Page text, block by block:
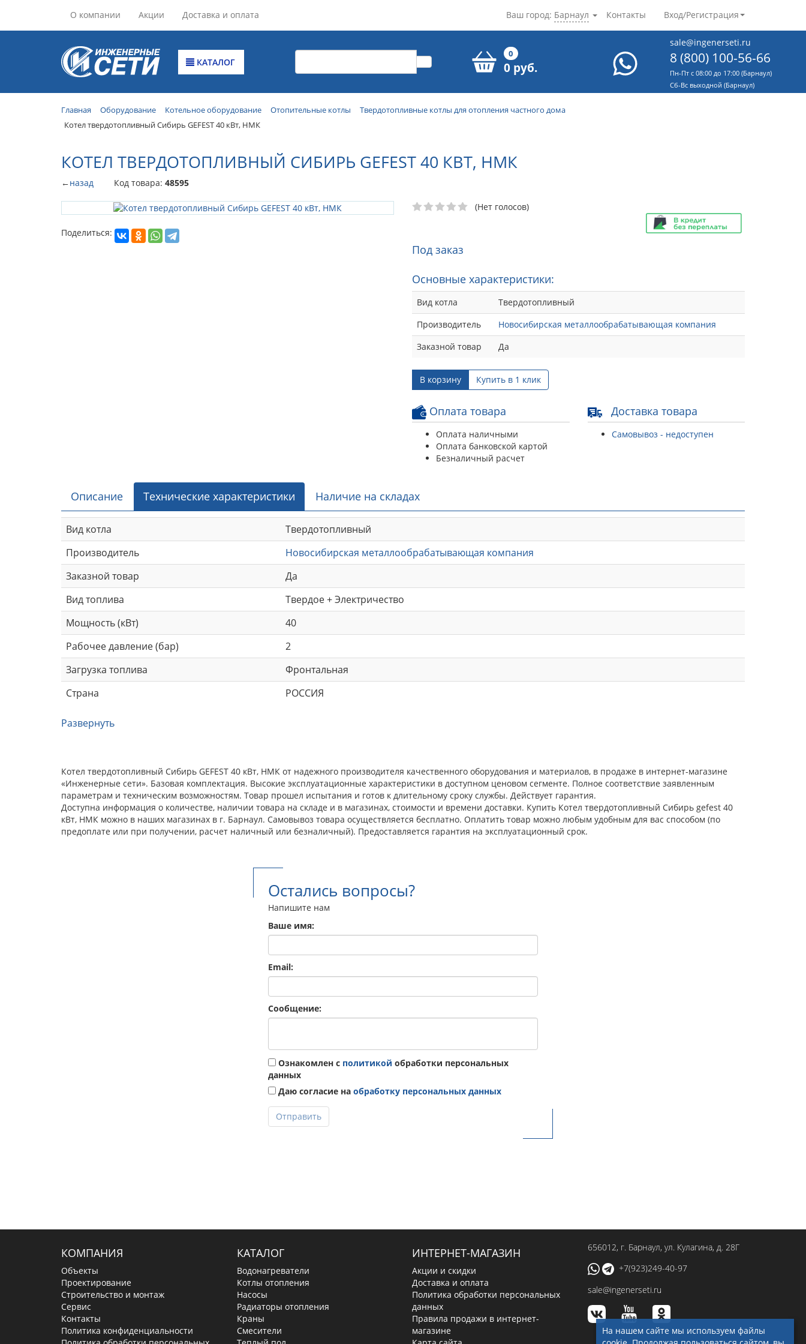
О компании Акции Доставка и оплата Контакты Вход/Регистрация
Ваш город: Барнаул
КАТАЛОГ
0
0 руб.
sale@ingenerseti.ru
8 (800) 100-56-66
Пн-Пт с 08:00 до 17:00 (Барнаул)
Cб-Вс выходной (Барнаул)
Главная Оборудование Котельное оборудование Отопительные котлы
Твердотопливные котлы для отопления частного дома
Котел твердотопливный Сибирь GEFEST 40 кВт, НМК
КОТЕЛ ТВЕРДОТОПЛИВНЫЙ СИБИРЬ GEFEST 40 КВТ, НМК
←назад Код товара: 48595
Поделиться:
(Нет голосов)
Под заказ
Основные характеристики:
Вид котла
Твердотопливный
Производитель
Новосибирская металлообрабатывающая компания
Заказной товар
Да
В корзину Купить в 1 клик
Оплата товара
Оплата наличными
Оплата банковской картой
Безналичный расчет
Доставка товара
Самовывоз - недоступен
Описание Технические характеристики Наличие на складах
Вид котла
Твердотопливный
Производитель
Новосибирская металлообрабатывающая компания
Заказной товар
Да
Вид топлива
Твердое + Электричество
Мощность (кВт)
40
Рабочее давление (бар)
2
Загрузка топлива
Фронтальная
Страна
РОССИЯ
Развернуть
Котел твердотопливный Сибирь GEFEST 40 кВт, НМК от надежного производителя качественного оборудования и материалов, в продаже в интернет-магазине
«Инженерные сети». Базовая комплектация. Высокие эксплуатационные характеристики в доступном ценовом сегменте. Полное соответствие заявленным
параметрам и техническим возможностям. Товар прошел испытания и готов к длительному сроку службы. Действует гарантия.
Доступна информация о количестве, наличии товара на складе и в магазинах, стоимости и времени доставки. Купить Котел твердотопливный Сибирь gefest 40
кВт, НМК можно в наших магазинах в г. Барнаул. Самовывоз товара осуществляется бесплатно. Оплатить товар можно любым удобным для вас способом (по
предоплате или при получении, расчет наличный или безналичный). Предоставляется гарантия на эксплуатационный срок.
Остались вопросы?
Напишите нам
Ваше имя:
Email:
Сообщение:
Ознакомлен с политикой обработки персональных
данных
Даю согласие на обработку персональных данных
Отправить
КОМПАНИЯ
Объекты
Проектирование
Строительство и монтаж
Сервис
Контакты
Политика конфиденциальности
КАТАЛОГ
Водонагреватели
Котлы отопления
Насосы
Радиаторы отопления
Краны
Смесители
ИНТЕРНЕТ-МАГАЗИН
Акции и скидки
Доставка и оплата
Политика обработки персональных
данных
Правила продажи в интернет-
магазине
656012, г. Барнаул, ул. Кулагина, д. 28Г
+7(923)249-40-97
sale@ingenerseti.ru
На нашем сайте мы используем файлы